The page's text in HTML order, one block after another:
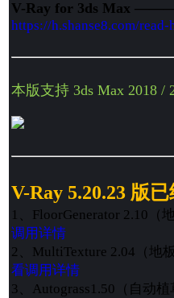
V-Ray for 3ds Max
https://h.shanse8.com/
本版支持 3ds Max 2018 /
V-Ray 5.20.23 版
1、FloorGenerator 2.10
调用详情
2、MultiTexture 2.04（地
看调用详情
3、Autograss1.50（自动